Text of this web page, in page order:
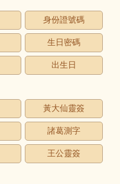
身份證號碼
生日密碼
出生日
黃大仙靈簽
諸葛測字
王公靈簽